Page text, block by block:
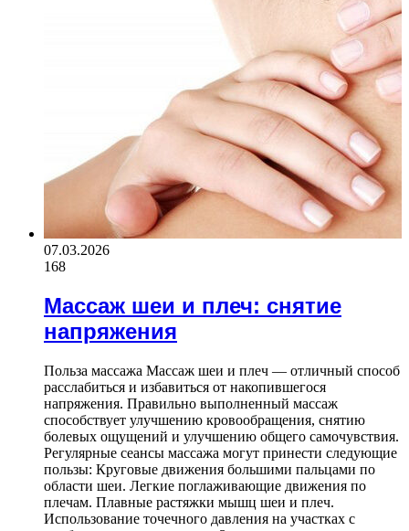
07.03.2026
168
Массаж шеи и плеч: снятие
напряжения
Польза массажа Массаж шеи и плеч — отличный способ
расслабиться и избавиться от накопившегося
напряжения. Правильно выполненный массаж
способствует улучшению кровообращения, снятию
болевых ощущений и улучшению общего самочувствия.
Регулярные сеансы массажа могут принести следующие
пользы: Круговые движения большими пальцами по
области шеи. Легкие поглаживающие движения по
плечам. Плавные растяжки мышц шеи и плеч.
Использование точечного давления на участках с